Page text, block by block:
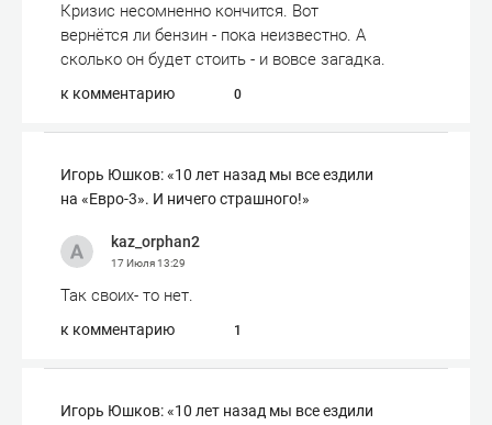
Кризис несомненно кончится. Вот
вернётся ли бензин - пока неизвестно. А
сколько он будет стоить - и вовсе загадка.
к комментарию 0
Игорь Юшков: «10 лет назад мы все ездили
на «Евро-3». И ничего страшного!»
kaz_orphan2
17 Июля13:29
Так своих- то нет.
к комментарию 1
Игорь Юшков: «10 лет назад мы все ездили